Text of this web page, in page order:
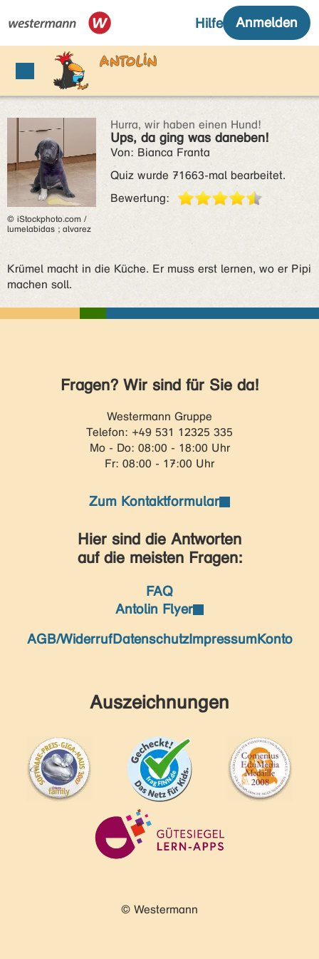
© iStockphoto.com /
lumelabidas ; alvarez
Hurra, wir haben einen Hund!
Ups, da ging was daneben!
Von: Bianca Franta
Quiz wurde 71663-mal bearbeitet.
Bewertung:
Krümel macht in die Küche. Er muss erst lernen, wo er Pipi
machen soll.